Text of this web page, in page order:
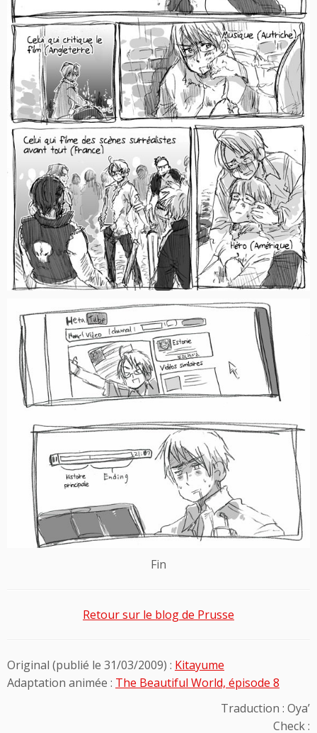
Fin
Retour sur le blog de Prusse
Original (publié le 31/03/2009) : Kitayume
Adaptation animée : The Beautiful World, épisode 8
Traduction : Oya’
Check :